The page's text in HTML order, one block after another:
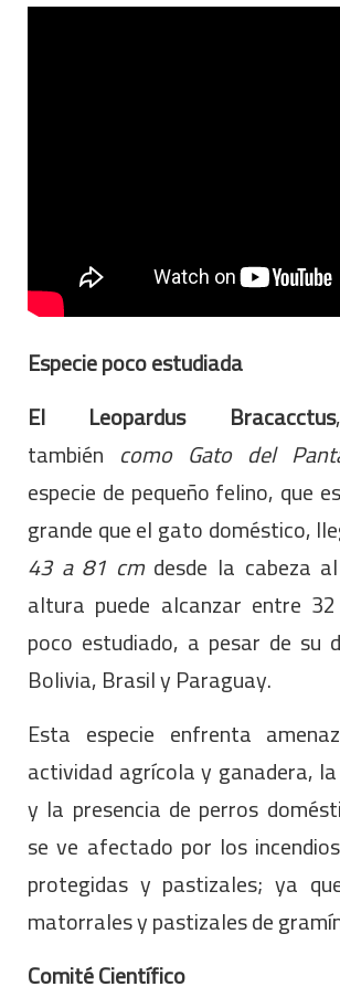
Especie poco estudiada
El Leopardus Bracacctus
también como Gato del
especie de pequeño felino, que
grande que el gato doméstico,
43 a 81 cmdesde la cabeza
altura puede alcanzar entre
poco estudiado, a pesar de su
Bolivia, Brasil y Paraguay.
Esta especie enfrenta
actividad agrícola y ganadera,
y la presencia de perros
se ve afectado por los
protegidas y pastizales; ya
matorrales y pastizales de
Comité Científico